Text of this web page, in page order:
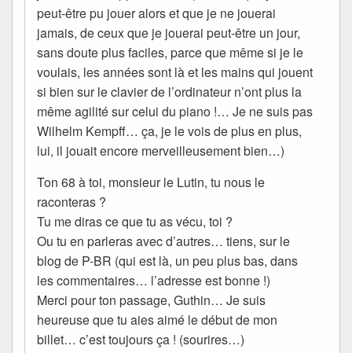
peut-être pu jouer alors et que je ne jouerai
jamais, de ceux que je jouerai peut-être un jour,
sans doute plus faciles, parce que même si je le
voulais, les années sont là et les mains qui jouent
si bien sur le clavier de l’ordinateur n’ont plus la
même agilité sur celui du piano !… Je ne suis pas
Wilhelm Kempff… ça, je le vois de plus en plus,
lui, il jouait encore merveilleusement bien…)
Ton 68 à toi, monsieur le Lutin, tu nous le
raconteras ?
Tu me diras ce que tu as vécu, toi ?
Ou tu en parleras avec d’autres… tiens, sur le
blog de P-BR (qui est là, un peu plus bas, dans
les commentaires… l’adresse est bonne !)
Merci pour ton passage, Guthin… Je suis
heureuse que tu aies aimé le début de mon
billet… c’est toujours ça ! (sourires…)